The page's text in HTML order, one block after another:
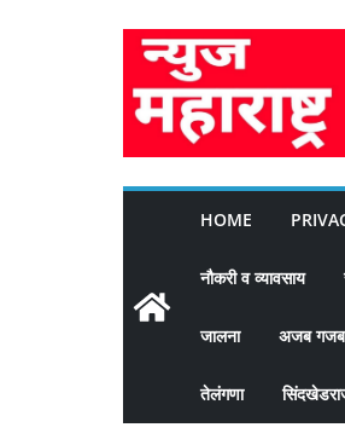
HOME
नौकरी व व्यावसाय
जालना अजब गजब
तेलंगणा